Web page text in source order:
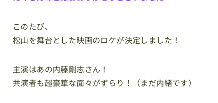
このたび、
松山を舞台とした映画のロケが決定しました！
主演はあの内藤剛志さん！
共演者も超豪華な面々がずらり！（まだ内緒です）